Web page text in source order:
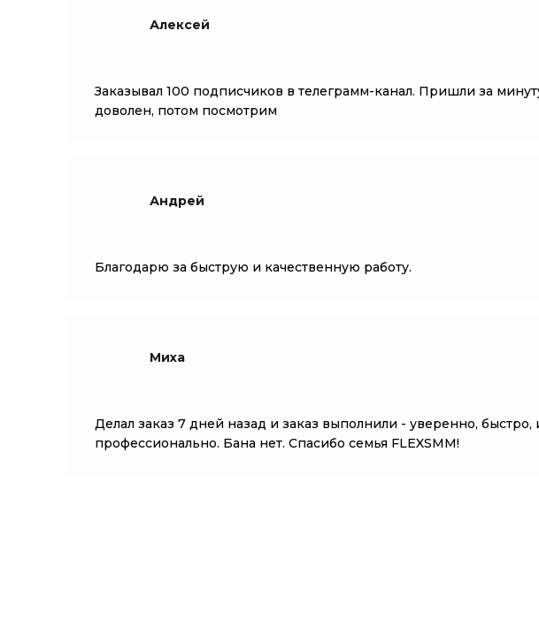
Алексей
Заказывал 100 подписчиков в телеграмм-канал. Пришли за
доволен, потом посмотрим
Андрей
Благодарю за быструю и качественную работу.
Миха
Делал заказ 7 дней назад и заказ выполнили - уверенно, быстро,
профессионально. Бана нет. Спасибо семья FLEXSMM!